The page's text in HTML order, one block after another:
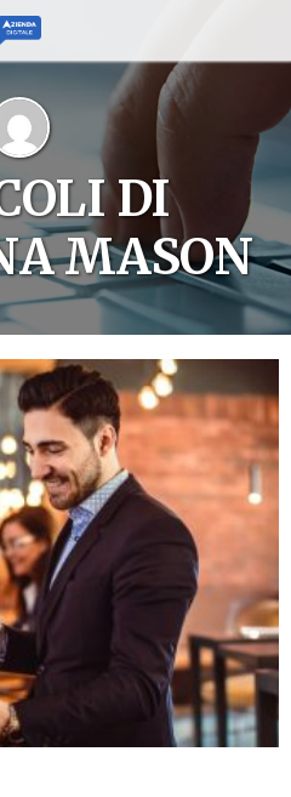
DI
MASON